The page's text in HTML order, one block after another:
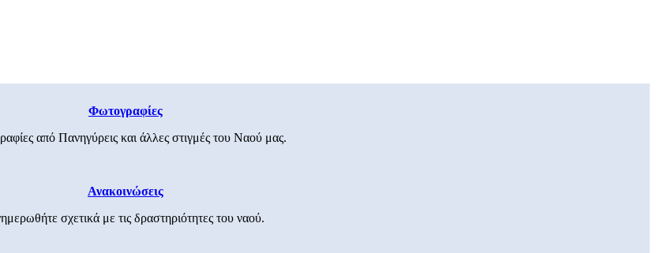
Φωτογραφίες
από Πανηγύρεις και άλλες στιγμές του Ναού μας.
Ανακοινώσεις
σχετικά με τις δραστηριότητες του ναού.